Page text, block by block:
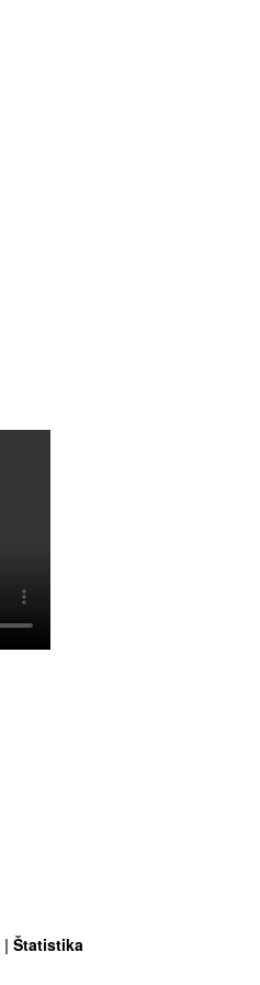
| Štatistika